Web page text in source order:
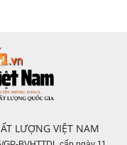
LƯỢNG VIỆT NAM